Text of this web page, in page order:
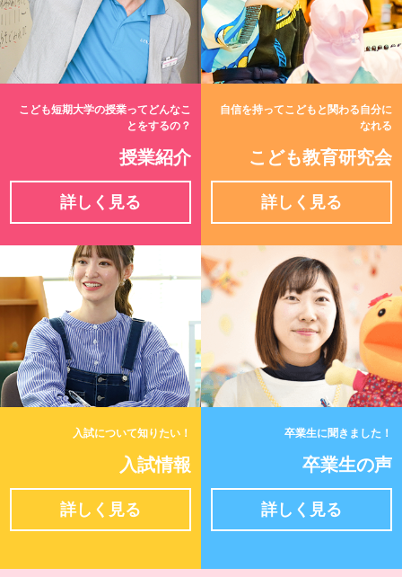
こども短期大学の授業ってどんなこ
とをするの？
授業紹介
詳しく見る
自信を持ってこどもと関わる自分に
なれる
こども教育研究会
詳しく見る
入試について知りたい！
入試情報
詳しく見る
卒業生に聞きました！
卒業生の声
詳しく見る